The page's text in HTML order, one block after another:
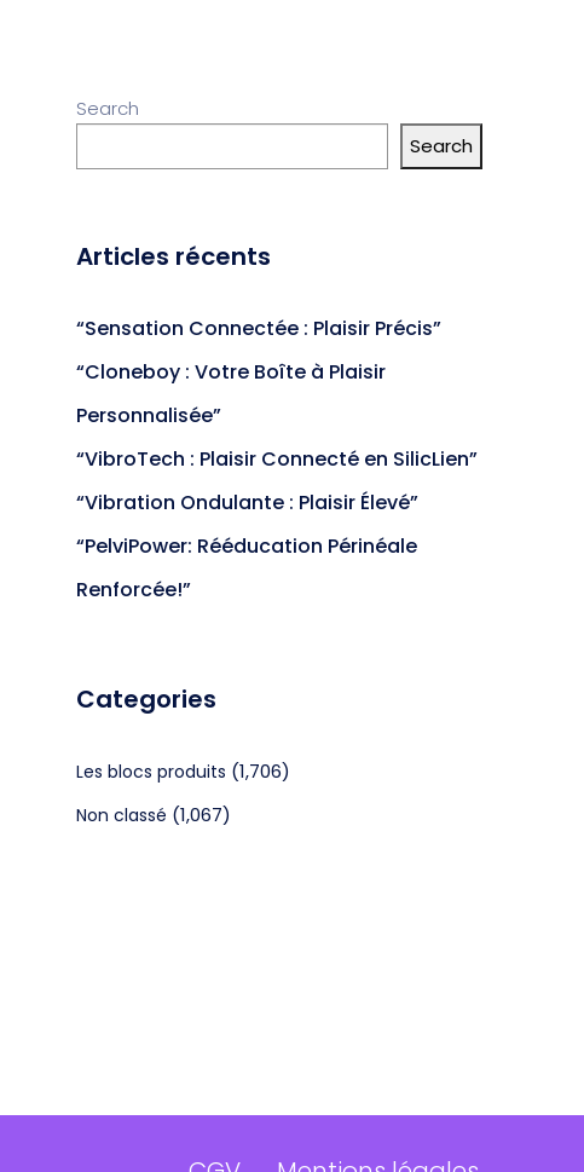
Search
Search
Articles récents
“Sensation Connectée : Plaisir Précis”
“Cloneboy : Votre Boîte à Plaisir
Personnalisée”
“VibroTech : Plaisir Connecté en SilicLien”
“Vibration Ondulante : Plaisir Élevé”
“PelviPower: Rééducation Périnéale
Renforcée!”
Categories
Les blocs produits (1,706)
Non classé (1,067)